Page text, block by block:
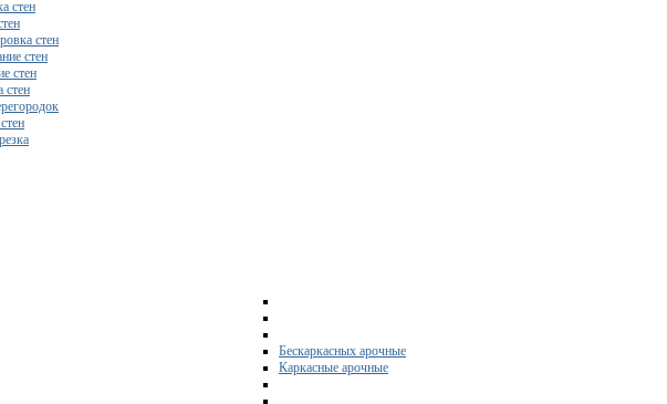
стен
стен
стен
стен
стен
Бескаркасных арочные
Каркасные арочные